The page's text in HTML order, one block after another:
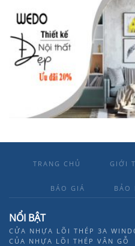
TRANG CHỦ GIỚI
BÁO GIÁ BẢO
NỔI BẬT
CỬA NHỰA LÕI THÉP 3A
CỦA NHỰA LÕI THÉP VÂN GỖ